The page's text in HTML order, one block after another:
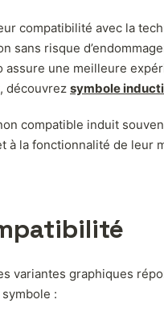
compatibilité avec la
risque
une meilleure
découvrez symbole
compatible induit
la fonctionnalité de leur
variantes graphiques
: